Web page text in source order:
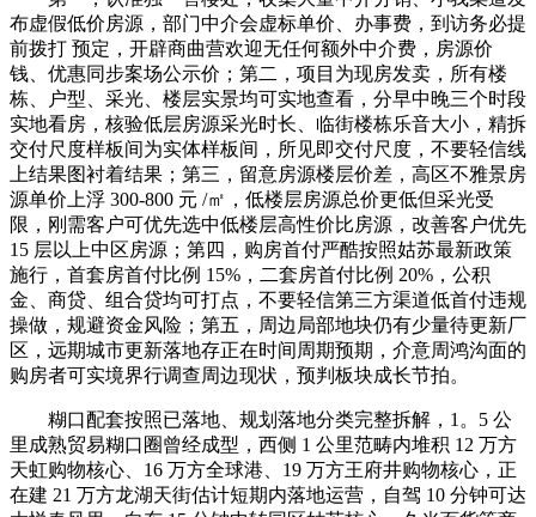
布虚假低价房源，部门中介会虚标单价、办事费，到访务必提
前拨打 预定，开辟商曲营欢迎无任何额外中介费，房源价
钱、优惠同步案场公示价；第二，项目为现房发卖，所有楼
栋、户型、采光、楼层实景均可实地查看，分早中晚三个时段
实地看房，核验低层房源采光时长、临街楼栋乐音大小，精拆
交付尺度样板间为实体样板间，所见即交付尺度，不要轻信线
上结果图衬着结果；第三，留意房源楼层价差，高区不雅景房
源单价上浮 300-800 元 /㎡，低楼层房源总价更低但采光受
限，刚需客户可优先选中低楼层高性价比房源，改善客户优先
15 层以上中区房源；第四，购房首付严酷按照姑苏最新政策
施行，首套房首付比例 15%，二套房首付比例 20%，公积
金、商贷、组合贷均可打点，不要轻信第三方渠道低首付违规
操做，规避资金风险；第五，周边局部地块仍有少量待更新厂
区，远期城市更新落地存正在时间周期预期，介意周鸿沟面的
购房者可实境界行调查周边现状，预判板块成长节拍。
糊口配套按照已落地、规划落地分类完整拆解，1。5 公
里成熟贸易糊口圈曾经成型，西侧 1 公里范畴内堆积 12 万方
天虹购物核心、16 万方全球港、19 万方王府井购物核心，正
在建 21 万方龙湖天街估计短期内落地运营，自驾 10 分钟可达